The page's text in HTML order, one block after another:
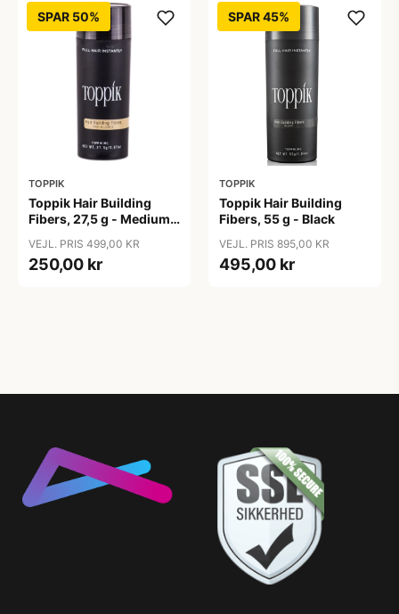
SPAR 50%
TOPPIK
Toppik Hair Building
Fibers, 27,5 g - Medium
VEJL. PRIS 499,00 KR
250,00 kr
SPAR 45%
TOPPIK
Toppik Hair Building
Fibers, 55 g - Black
VEJL. PRIS 895,00 KR
495,00 kr